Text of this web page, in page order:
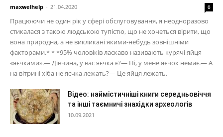
maxwelhelp - 21.04.2020 0
Працюючи не один рік у сфері обслуговування, я неодноразово
стикалася з такою людською тупістю, що не хочеться вірити, що
вона природна, а не викликані якими-небудь зовнішніми
факторами.* * *95% чоловіків ласкаво називають курячі яйця
«яєчками».— Дівчина, у вас яєчка є?— Ні, у мене яєчок немає.— А
на вітрині хіба не яєчка лежать?— Це яйця лежать.
Відео: наймістичніші книги середньовіччя
та інші таємничі знахідки археологів
10.09.2021